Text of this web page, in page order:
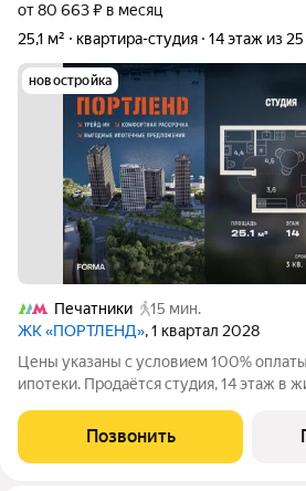
от 80 663 ₽ в месяц
25,1 м²
квартира-студия 14 этаж из 25
новостройка
Печатники
15 мин.
ЖК «ПОРТЛЕНД», 1 квартал 2028
Цены указаны с условием 100%
ипотеки. Продаётся студия, 14 этаж в
расположен на берегу Москвы-реки в
Печатники в акватории Южного
Позвонить